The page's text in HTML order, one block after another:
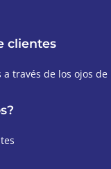
clientes
a través de los ojos